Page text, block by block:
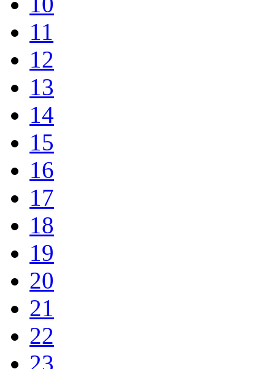
11
12
13
14
15
16
17
18
19
20
21
22
23